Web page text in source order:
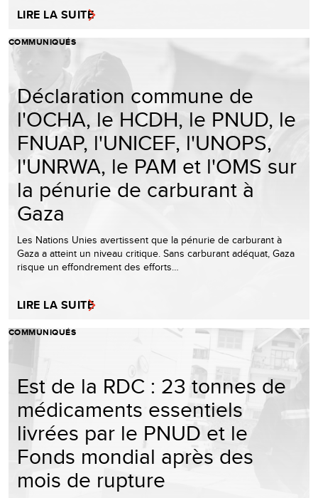
LIRE LA SUITE
COMMUNIQUÉS
Déclaration commune de
l'OCHA, le HCDH, le PNUD, le
FNUAP, l'UNICEF, l'UNOPS,
l'UNRWA, le PAM et l'OMS sur
la pénurie de carburant à
Gaza
Les Nations Unies avertissent que la pénurie de carburant à
Gaza a atteint un niveau critique. Sans carburant adéquat, Gaza
risque un effondrement des efforts…
LIRE LA SUITE
COMMUNIQUÉS
Est de la RDC : 23 tonnes de
médicaments essentiels
livrées par le PNUD et le
Fonds mondial après des
mois de rupture